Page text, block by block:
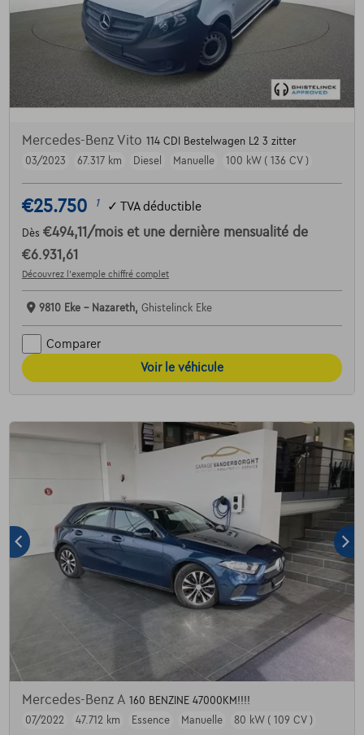
Mercedes-Benz Vito 114 CDI Bestelwagen L2 3 zitter
03/2023
67.317 km Diesel Manuelle 100 kW ( 136 CV )
€25.750 1 ✓ TVA déductible
Dès €494,11 /mois et une dernière mensualité de
€6.931,61
Découvrez l’exemple chiffré complet
9810 Eke - Nazareth, Ghistelinck Eke
Comparer
Voir le véhicule
Mercedes-Benz A 160 BENZINE 47000KM!!!!
07/2022
47.712 km Essence Manuelle 80 kW ( 109 CV )